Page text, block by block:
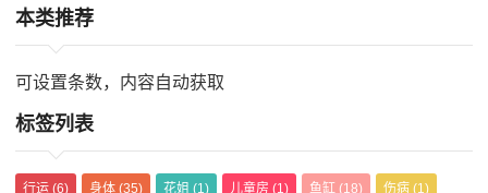
本类推荐
可设置条数，内容自动获取
标签列表
行运 (6) 身体 (35) 花姐 (1) 儿童房 (1) 鱼缸 (18) 伤病 (1)